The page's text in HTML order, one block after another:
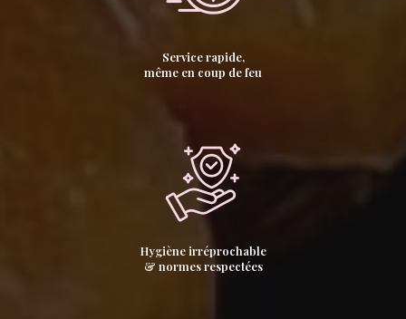
Service rapide,
même en coup de feu
Hygiène irréprochable
& normes respectées